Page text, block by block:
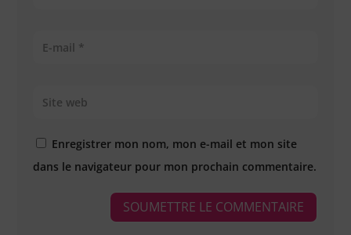
Enregistrer mon nom, mon e-mail et mon site
dans le navigateur pour mon prochain commentaire.
SOUMETTRE LE COMMENTAIRE